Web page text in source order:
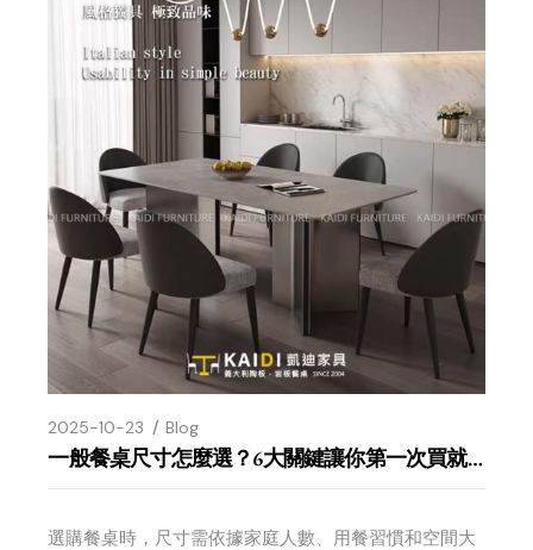
2025-10-23 Blog
一般餐桌尺寸怎麼選？6大關鍵讓你第一次買就選對
選購餐桌時，尺寸需依據家庭人數、用餐習慣和空間大